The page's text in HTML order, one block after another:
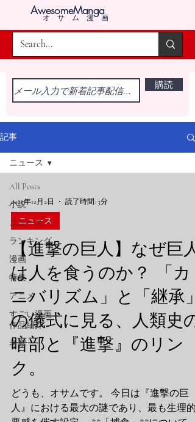
AwesomeManga
オサム漫画
購読
記事
All Posts
小説
ニュース
ランキング
漫画
特集
アニメ
すごい漫画
作品紹介
考察
ニュース
2025年12月2日 読了時間: 3分
ニュース
【進撃の巨人】なぜ巨人
は人を食うのか？ 「カ
ニバリズム」と「継承」
の儀式に見る、人類史の
暗部と『進撃』のリン
ク。
どうも、オサムです。 今日は『進撃の巨
人』における最大の謎であり、最も生理的